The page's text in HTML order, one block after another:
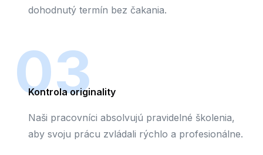
dohodnutý termín bez čakania.
03
Kontrola originality
Naši pracovníci absolvujú pravidelné školenia,
aby svoju prácu zvládali rýchlo a profesionálne.